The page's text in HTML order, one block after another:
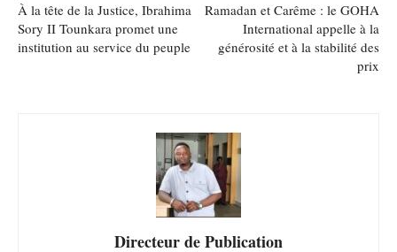
À la tête de la Justice, Ibrahima
Sory II Tounkara promet une
institution au service du peuple
Ramadan et Carême : le GOHA
International appelle à la
générosité et à la stabilité des
prix
Directeur de Publication